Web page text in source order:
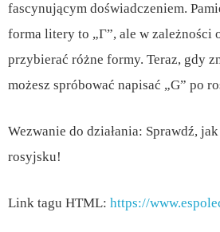
fascynującym doświadczeniem.
forma litery to „Г”, ale w zależności
przybierać różne formy. Teraz, gdy
możesz spróbować napisać „G” po
Wezwanie do działania: Sprawdź,
rosyjsku!
Link tagu HTML: https://